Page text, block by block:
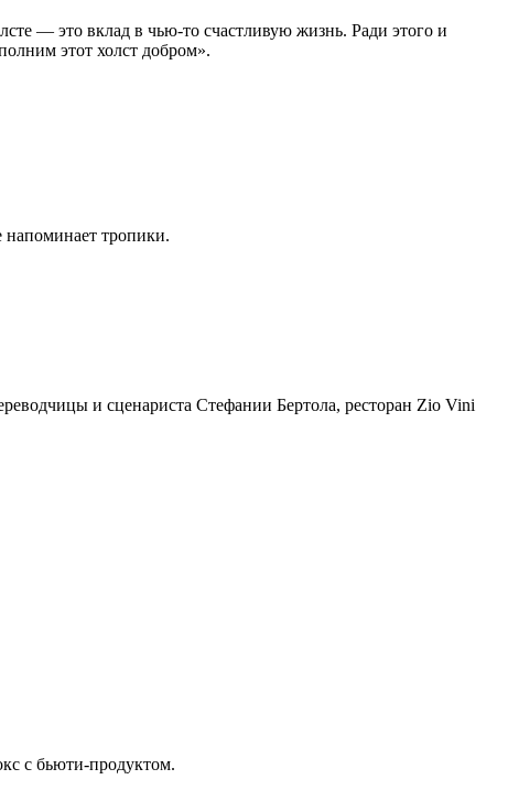
— это вклад в чью-то счастливую жизнь. Ради этого и
этот холст добром».
тропики.
и сценариста Стефании Бертола, ресторан Zio Vini
с бьюти-продуктом.